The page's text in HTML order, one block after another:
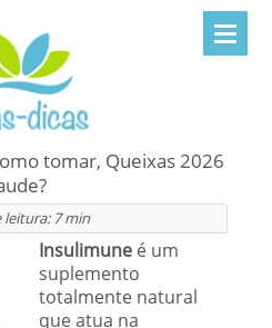
tomar, Queixas 2026
leitura: 7 min
Insulimune é um
suplemento
totalmente natural
que atua na